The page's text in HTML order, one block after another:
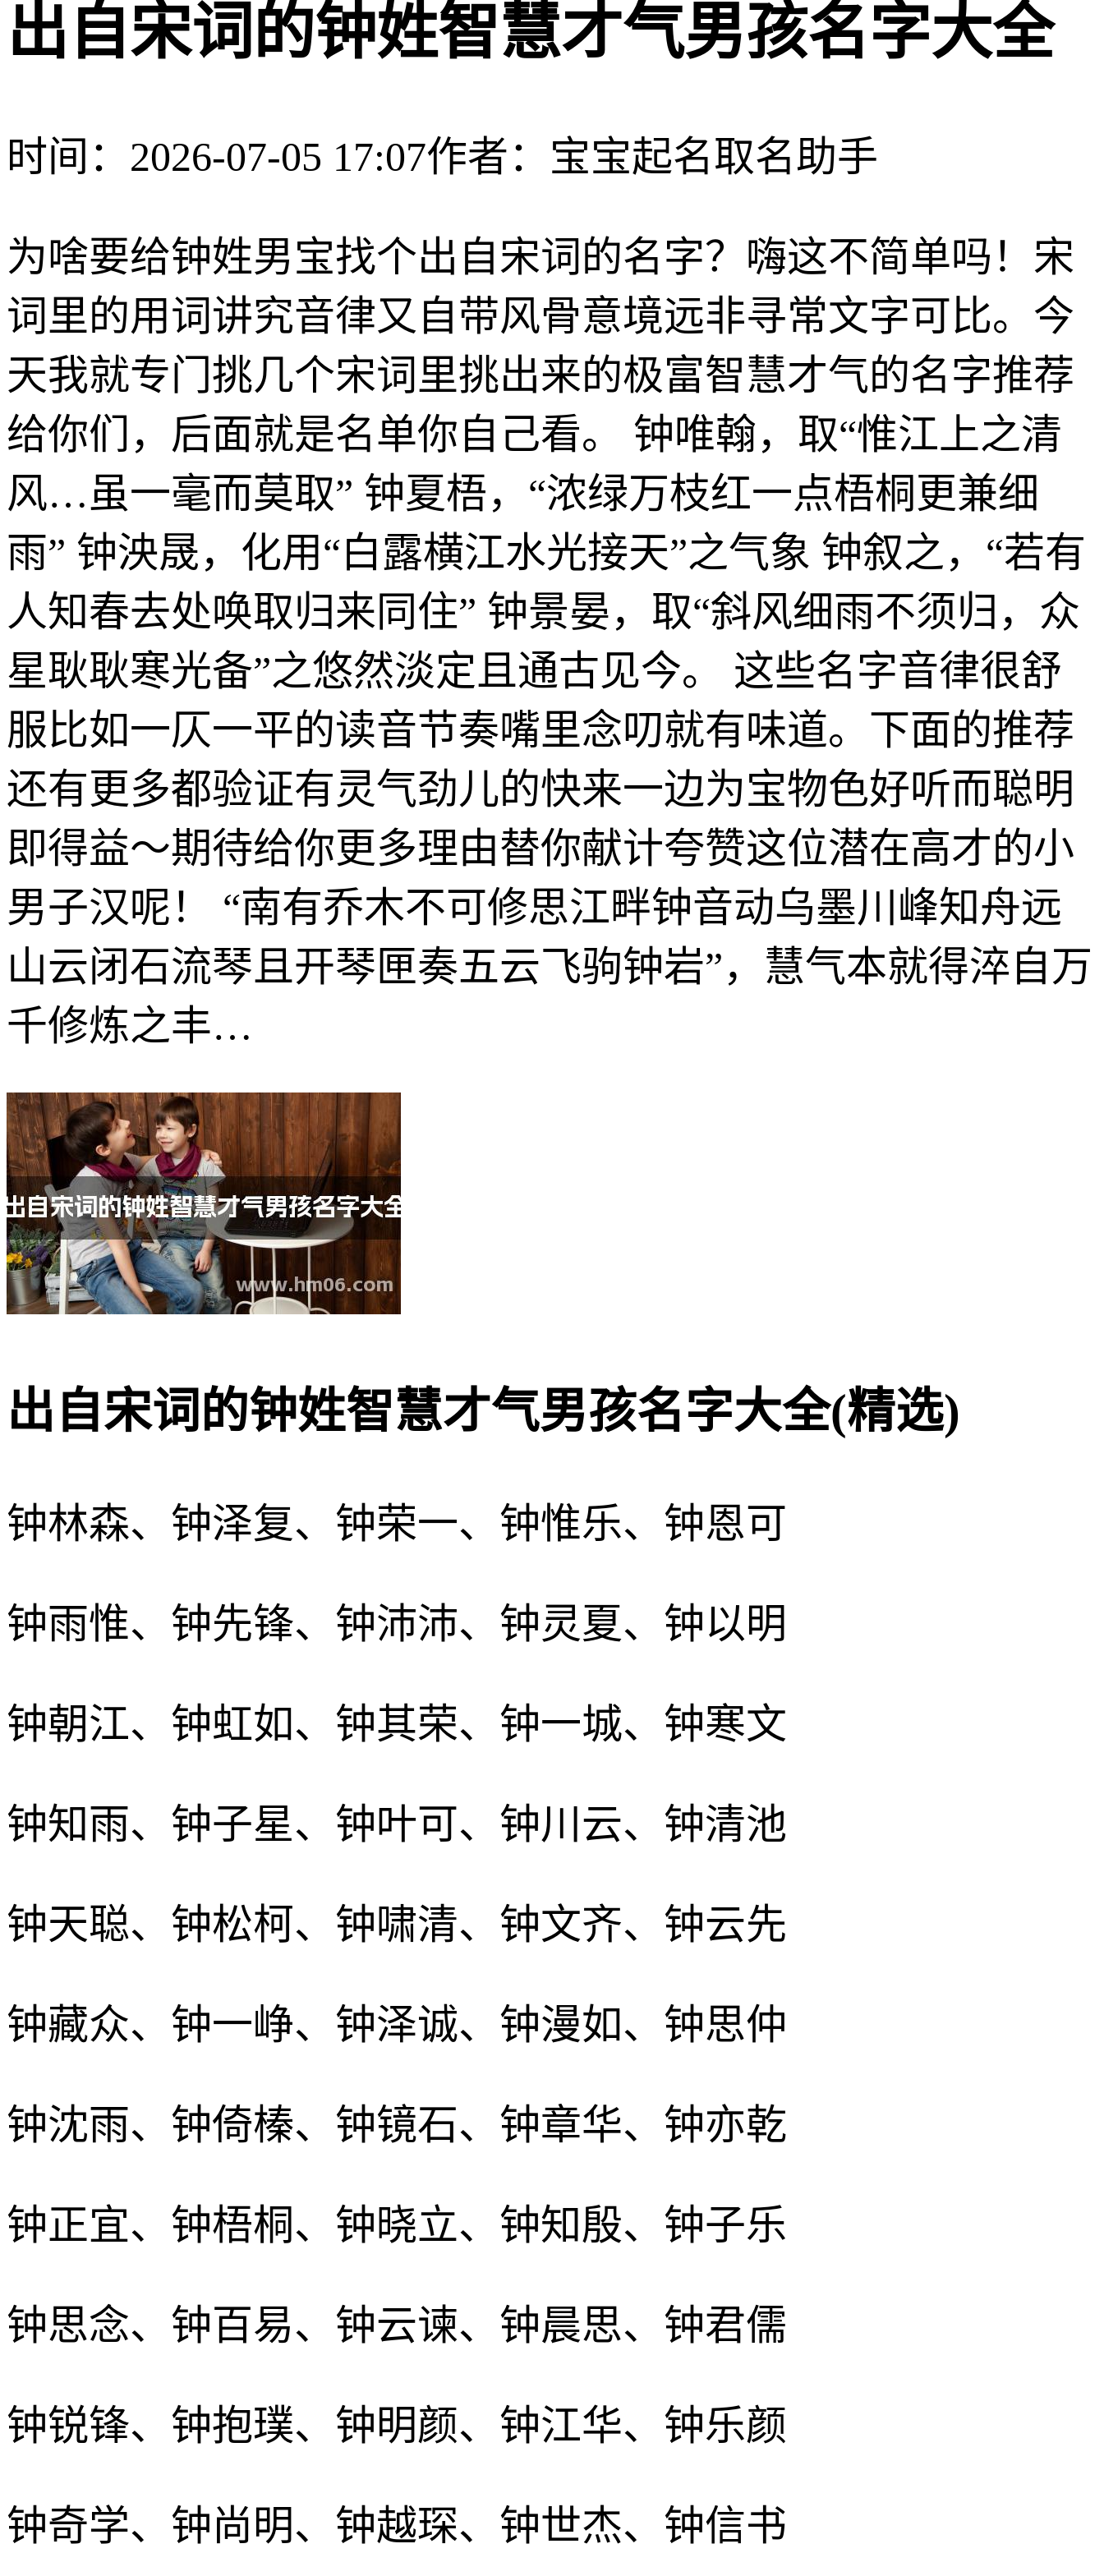
出自宋词的钟姓智慧才气男孩名字大全
时间：2026-07-05 17:07作者：宝宝起名取名助手
为啥要给钟姓男宝找个出自宋词的名字？嗨这不简单吗！宋
词里的用词讲究音律又自带风骨意境远非寻常文字可比。今
天我就专门挑几个宋词里挑出来的极富智慧才气的名字推荐
给你们，后面就是名单你自己看。 钟唯翰，取“惟江上之清
风…虽一毫而莫取” 钟夏梧，“浓绿万枝红一点梧桐更兼细
雨” 钟泱晟，化用“白露横江水光接天”之气象 钟叙之，“若有
人知春去处唤取归来同住” 钟景晏，取“斜风细雨不须归，众
星耿耿寒光备”之悠然淡定且通古见今。 这些名字音律很舒
服比如一仄一平的读音节奏嘴里念叨就有味道。下面的推荐
还有更多都验证有灵气劲儿的快来一边为宝物色好听而聪明
即得益～期待给你更多理由替你献计夸赞这位潜在高才的小
男子汉呢！ “南有乔木不可修思江畔钟音动乌墨川峰知舟远
山云闭石流琴且开琴匣奏五云飞驹钟岩”，慧气本就得淬自万
千修炼之丰…
出自宋词的钟姓智慧才气男孩名字大全(精选)
钟林森、钟泽复、钟荣一、钟惟乐、钟恩可
钟雨惟、钟先锋、钟沛沛、钟灵夏、钟以明
钟朝江、钟虹如、钟其荣、钟一城、钟寒文
钟知雨、钟子星、钟叶可、钟川云、钟清池
钟天聪、钟松柯、钟啸清、钟文齐、钟云先
钟藏众、钟一峥、钟泽诚、钟漫如、钟思仲
钟沈雨、钟倚榛、钟镜石、钟章华、钟亦乾
钟正宜、钟梧桐、钟晓立、钟知殷、钟子乐
钟思念、钟百易、钟云谏、钟晨思、钟君儒
钟锐锋、钟抱璞、钟明颜、钟江华、钟乐颜
钟奇学、钟尚明、钟越琛、钟世杰、钟信书